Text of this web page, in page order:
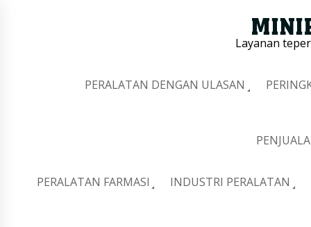
Layanan
PERALATAN DENGAN ULASAN
PERALATAN FARMASI INDUSTRI PERALATAN